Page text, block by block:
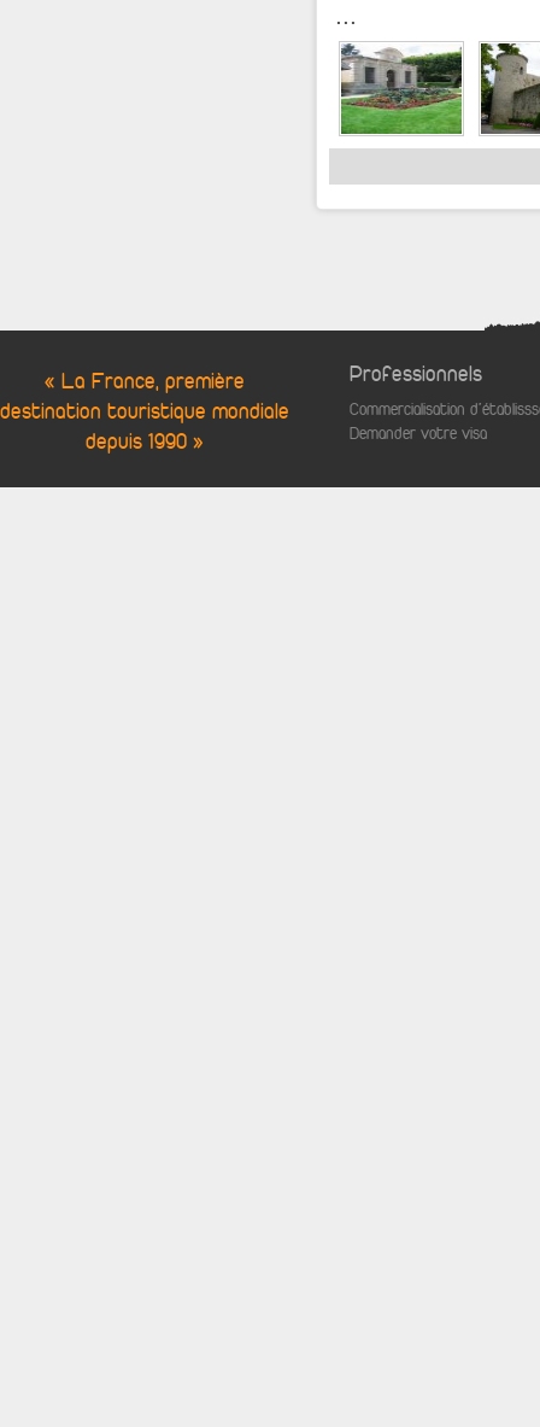
...
« La France, première
destination touristique mondiale
depuis 1990 »
Professionnels
Commercialisation
Demander votre visa